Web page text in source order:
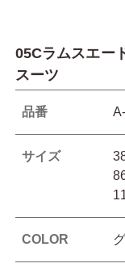
05Cラムスエー
スーツ
品番
サイズ
COLOR